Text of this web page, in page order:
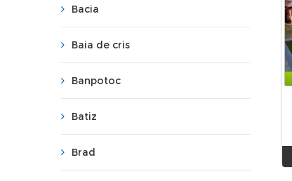
Bacia
Baia de cris
Banpotoc
Batiz
Brad